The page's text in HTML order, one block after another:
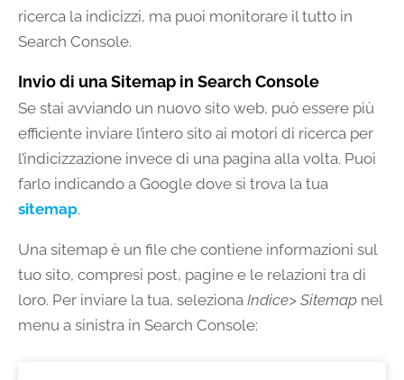
ricerca la indicizzi, ma puoi monitorare il tutto in
Search Console.
Invio di una Sitemap in Search Console
Se stai avviando un nuovo sito web, può essere più
efficiente inviare l’intero sito ai motori di ricerca per
l’indicizzazione invece di una pagina alla volta. Puoi
farlo indicando a Google dove si trova la tua
sitemap.
Una sitemap è un file che contiene informazioni sul
tuo sito, compresi post, pagine e le relazioni tra di
loro. Per inviare la tua, seleziona Indice> Sitemap nel
menu a sinistra in Search Console: